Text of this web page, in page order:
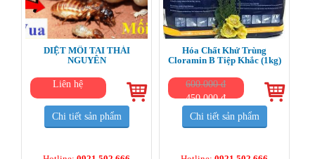
DIỆT MỐI TAI THÁI
NGUYÊN
Liên hệ
Chi tiết sản phẩm
Hóa Chất Khử Trùng
Cloramin B Tiệp Khắc (1kg)
600.000 đ
450.000 đ
Chi tiết sản phẩm